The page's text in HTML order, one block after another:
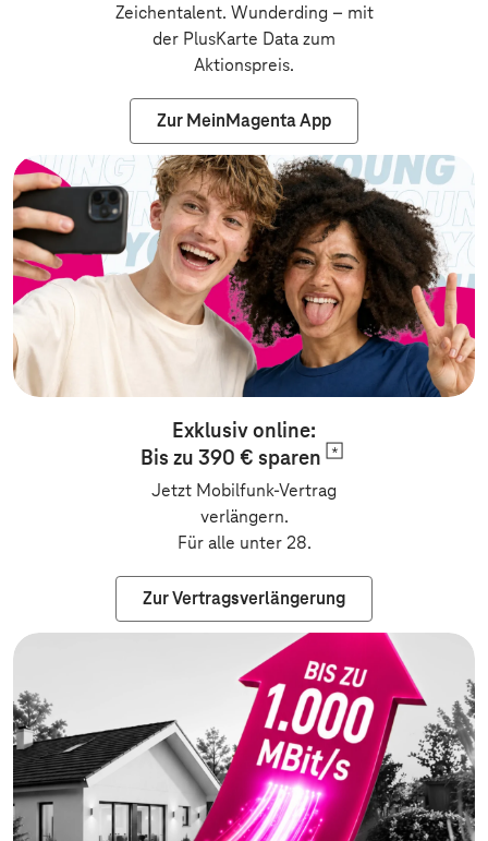
Zeichentalent. Wunderding – mit
der PlusKarte Data zum
Aktionspreis.
Zur MeinMagenta App
Zur
Exklusiv online:
Bis zu 390 € sparen
Jetzt Mobilfunk-Vertrag
verlängern.
Für alle unter 28.
Zur Vertragsverlängerung